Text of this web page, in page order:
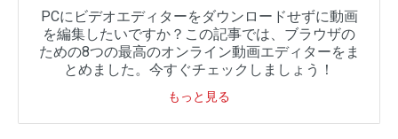
PCにビデオエディターをダウンロードせずに動画
を編集したいですか？この記事では、ブラウザの
ための8つの最高のオンライン動画エディターをま
とめました。今すぐチェックしましょう！
もっと見る